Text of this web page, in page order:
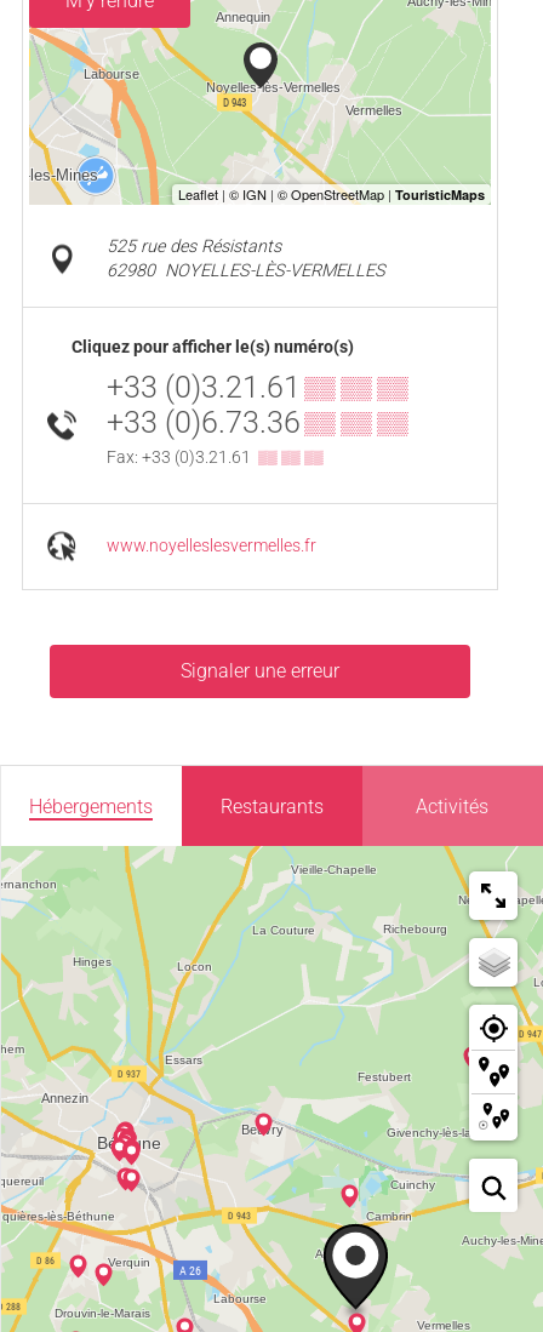
525 rue des Résistants
62980 NOYELLES-LÈS-VERMELLES
Cliquez pour afficher le(s) numéro(s)
+33 (0)3.21.61 ▒▒ ▒▒ ▒▒
+33 (0)6.73.36▒▒ ▒▒ ▒▒
Fax: +33 (0)3.21.61 ▒▒ ▒▒ ▒▒
www.noyelleslesvermelles.fr
Signaler une erreur
Hébergements Restaurants Activités